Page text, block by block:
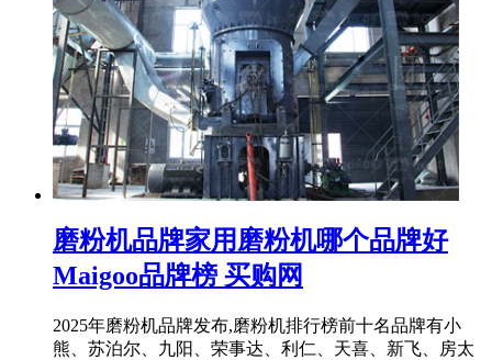
磨粉机品牌家用磨粉机哪个品牌好
Maigoo品牌榜 买购网
2025年磨粉机品牌发布,磨粉机排行榜前十名品牌有小
熊、苏泊尔、九阳、荣事达、利仁、天喜、新飞、房太